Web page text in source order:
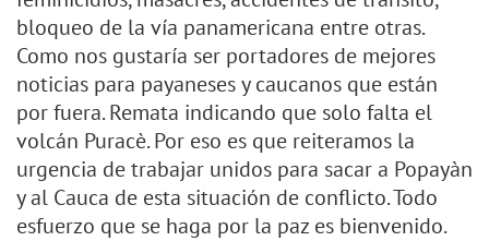
bloqueo de la vía panamericana entre otras.
Como nos gustaría ser portadores de mejores
noticias para payaneses y caucanos que están
por fuera. Remata indicando que solo falta el
volcán Puracè. Por eso es que reiteramos la
urgencia de trabajar unidos para sacar a Popayàn
y al Cauca de esta situación de conflicto. Todo
esfuerzo que se haga por la paz es bienvenido.